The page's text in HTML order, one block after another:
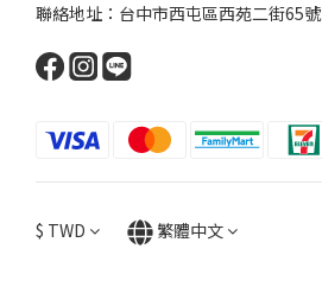
聯絡地址：台中市西屯區西苑二街65號
$ TWD 繁體中文